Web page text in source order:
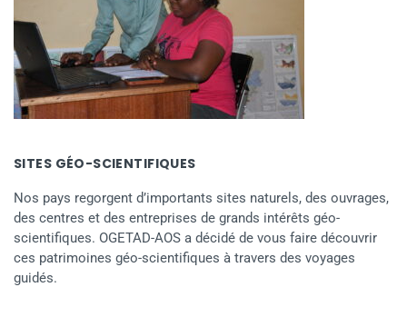
SITES GÉO-SCIENTIFIQUES
Nos pays regorgent d’importants sites naturels, des ouvrages,
des centres et des entreprises de grands intérêts géo-
scientifiques. OGETAD-AOS a décidé de vous faire découvrir
ces patrimoines géo-scientifiques à travers des voyages
guidés.